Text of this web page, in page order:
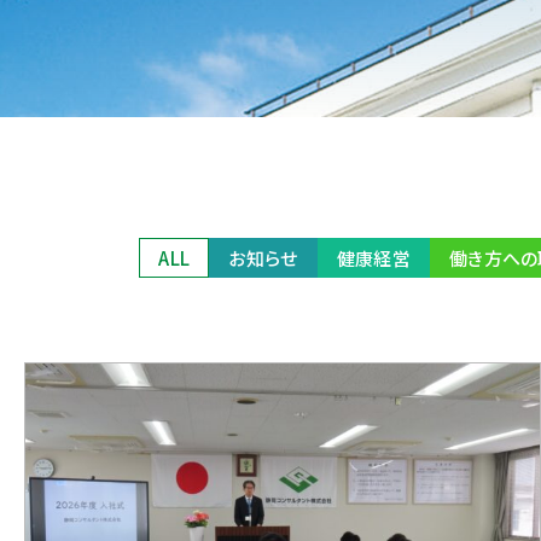
ALL お知らせ 健康経営 働き方へ